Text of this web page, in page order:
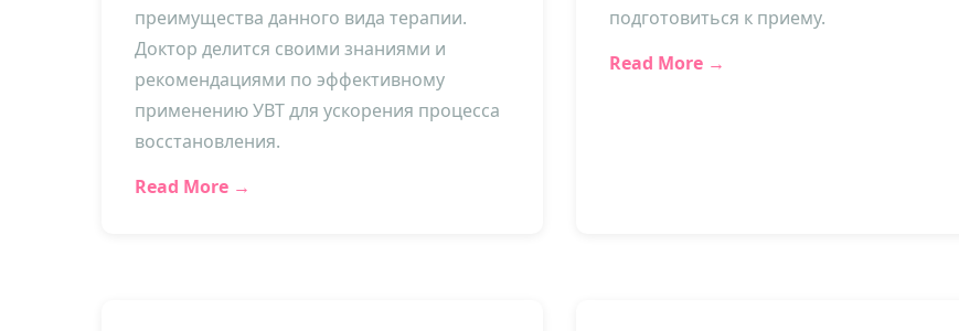
преимущества данного вида терапии.
Доктор делится своими знаниями и
рекомендациями по эффективному
применению УВТ для ускорения процесса
восстановления.
Read More →
подготовиться к приему.
Read More →